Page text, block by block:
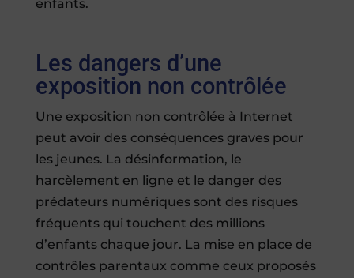
enfants.
Les dangers d’une
exposition non contrôlée
Une exposition non contrôlée à Internet
peut avoir des conséquences graves pour
les jeunes. La désinformation, le
harcèlement en ligne et le danger des
prédateurs numériques sont des risques
fréquents qui touchent des millions
d’enfants chaque jour. La mise en place de
contrôles parentaux comme ceux proposés